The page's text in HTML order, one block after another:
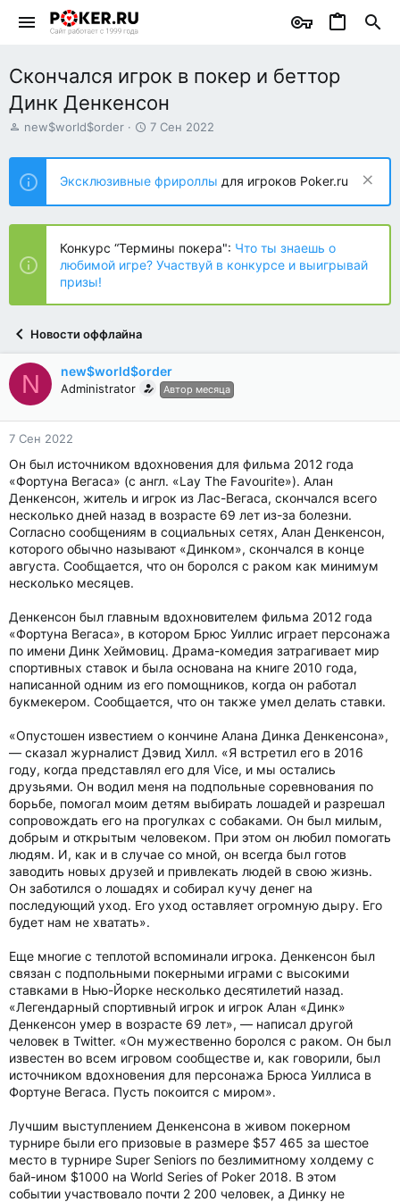
Скончался игрок в покер и беттор
Динк Денкенсон
А
т
о
р
т
е
ы
new$world$order
Д
т
н
а
ч
л
а
7 Сен 2022
Эксклюзивные фрироллы для игроков Poker.ru
Конкурс “Термины покера": Что ты знаешь о
любимой игре? Участвуй в конкурсе и выигрывай
призы!
Новости оффлайна
N new$world$order
Administrator Автор месяца
7 Сен 2022
Он был источником вдохновения для фильма 2012 года
«Фортуна Вегаса» (с англ. «Lay The Favourite»). Алан
Денкенсон, житель и игрок из Лас-Вегаса, скончался всего
несколько дней назад в возрасте 69 лет из-за болезни.
Согласно сообщениям в социальных сетях, Алан Денкенсон,
которого обычно называют «Динком», скончался в конце
августа. Сообщается, что он боролся с раком как минимум
несколько месяцев.
Денкенсон был главным вдохновителем фильма 2012 года
«Фортуна Вегаса», в котором Брюс Уиллис играет персонажа
по имени Динк Хеймовиц. Драма-комедия затрагивает мир
спортивных ставок и была основана на книге 2010 года,
написанной одним из его помощников, когда он работал
букмекером. Сообщается, что он также умел делать ставки.
«Опустошен известием о кончине Алана Динка Денкенсона»,
— сказал журналист Дэвид Хилл. «Я встретил его в 2016
году, когда представлял его для Vice, и мы остались
друзьями. Он водил меня на подпольные соревнования по
борьбе, помогал моим детям выбирать лошадей и разрешал
сопровождать его на прогулках с собаками. Он был милым,
добрым и открытым человеком. При этом он любил помогать
людям. И, как и в случае со мной, он всегда был готов
заводить новых друзей и привлекать людей в свою жизнь.
Он заботился о лошадях и собирал кучу денег на
последующий уход. Его уход оставляет огромную дыру. Его
будет нам не хватать».
Еще многие с теплотой вспоминали игрока. Денкенсон был
связан с подпольными покерными играми с высокими
ставками в Нью-Йорке несколько десятилетий назад.
«Легендарный спортивный игрок и игрок Алан «Динк»
Денкенсон умер в возрасте 69 лет», — написал другой
человек в Twitter. «Он мужественно боролся с раком. Он был
известен во всем игровом сообществе и, как говорили, был
источником вдохновения для персонажа Брюса Уиллиса в
Фортуне Вегаса. Пусть покоится с миром».
Лучшим выступлением Денкенсона в живом покерном
турнире были его призовые в размере $57 465 за шестое
место в турнире Super Seniors по безлимитному холдему с
бай-ином $1000 на World Series of Poker 2018. В этом
событии участвовало почти 2 200 человек, а Динку не